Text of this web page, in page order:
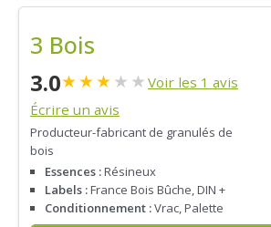
3 Bois
3.0★★★★ ★ Voir les 1 avis
Écrire un avis
Producteur-fabricant de granulés de
bois
Essences :Résineux
Labels :France Bois Bûche, DIN +
Conditionnement :Vrac, Palette